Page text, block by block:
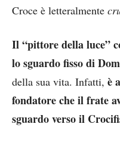
Croce è letteralmente
Il “pittore della luce”
lo sguardo fisso di
della sua vita. Infatti, è
fondatore che il frate
sguardo verso il